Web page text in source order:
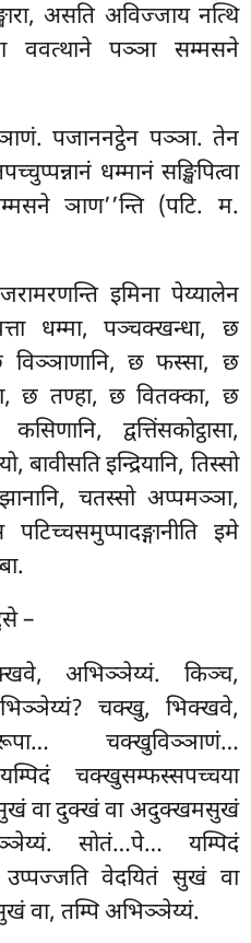
असति अविज्जाय नत्थि
ववत्थाने पञ्ञा सम्मसने
ञाणं. पजाननट्ठेन पञ्ञा. तेन
धम्मानं सङ्खिपित्वा
ञाण’’न्ति (पटि. म.
इमिना पेय्यालेन
धम्मा, पञ्चक्खन्धा, छ
विञ्ञाणानि, छ फस्सा, छ
छ तण्हा, छ वितक्का, छ
द्वत्तिंसकोट्ठासा,
बावीसति इन्द्रियानि, तिस्सो
चतस्सो अप्पमञ्ञा,
इमे
–
अभिञ्ञेय्यं. किञ्च,
चक्खु, भिक्खवे,
चक्खुविञ्ञाणं…
चक्खुसम्फस्सपच्चया
वा दुक्खं वा अदुक्खमसुखं
सोतं…पे… यम्पिदं
उप्पज्जति वेदयितं सुखं वा
वा, तम्पि अभिञ्ञेय्यं.